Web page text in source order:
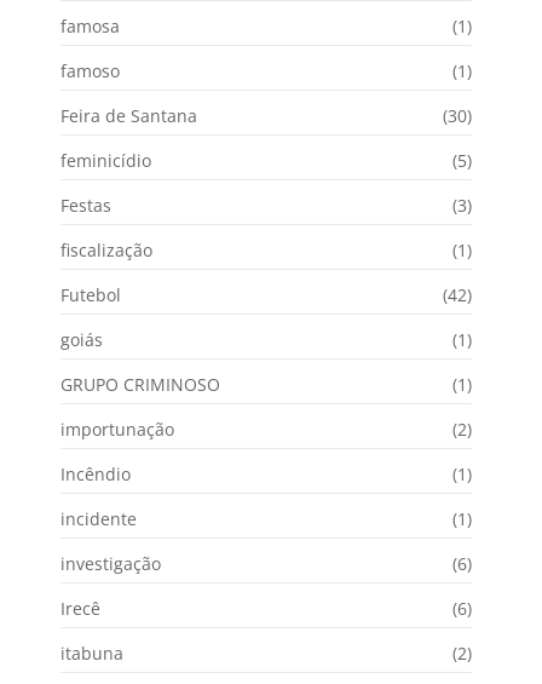
famosa
(1)
famoso
(1)
Feira de Santana
(30)
feminicídio
(5)
Festas
(3)
fiscalização
(1)
Futebol
(42)
goiás
(1)
GRUPO CRIMINOSO
(1)
importunação
(2)
Incêndio
(1)
incidente
(1)
investigação
(6)
Irecê
(6)
itabuna
(2)